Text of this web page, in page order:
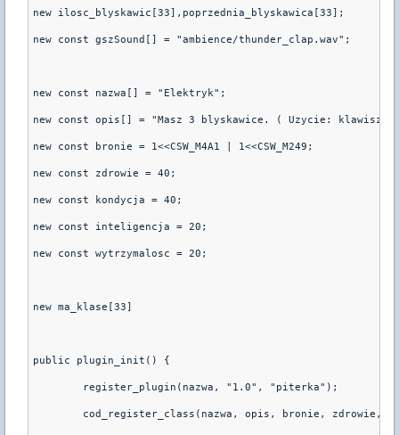
new ilosc_blyskawic[33],poprzednia_blyskawica[33];
new const gszSound[] = "ambience/thunder_clap.wav";
new const nazwa[] = "Elektryk";
new const opis[] = "Masz 3 blyskawice. ( Uzycie: klawisz
new const bronie = 1<<CSW_M4A1 | 1<<CSW_M249;
new const zdrowie = 40;
new const kondycja = 40;
new const inteligencja = 20;
new const wytrzymalosc = 20;
new ma_klase[33]
public plugin_init() {
	register_plugin(nazwa, "1.0", "piterka");
cod_register_class(nazwa, opis, bronie, zdrowie,